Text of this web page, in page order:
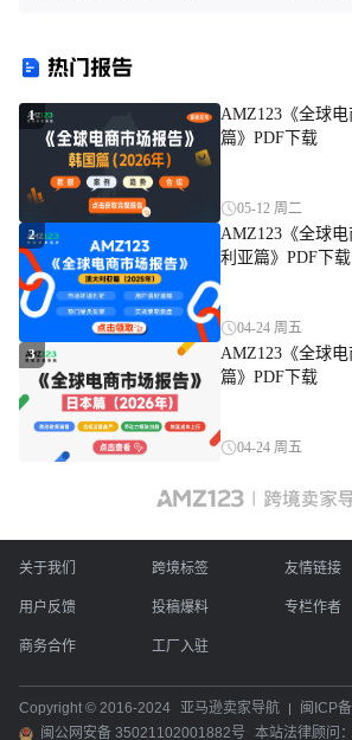
热门报告
1
AMZ123《全球
篇》PDF下载
05-12 周二
2
AMZ123《全球
利亚篇》PDF下载
04-24 周五
3
AMZ123《全球
篇》PDF下载
04-24 周五
关于我们 跨境标签 友情链接
用户反馈 投稿爆料 专栏作者
商务合作 工厂入驻
Copyright © 2016-2024 亚马逊卖家导航
闽ICP
闽公网安备 35021102001882号
本站法律顾问